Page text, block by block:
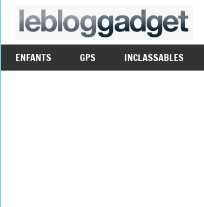
Aller
ENFANTS GPS INCLASSABLES